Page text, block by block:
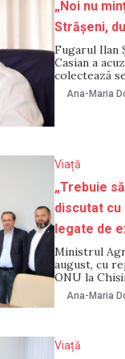
„Noi nu
Strășeni,
Fugarul Ilan
Casian a
colectează
pentru
NM, liderul
Ana-Maria
Viață
„Trebuie
discutat
legate de
Ministrul
august, cu
ONU la
Ana-Maria
Viață